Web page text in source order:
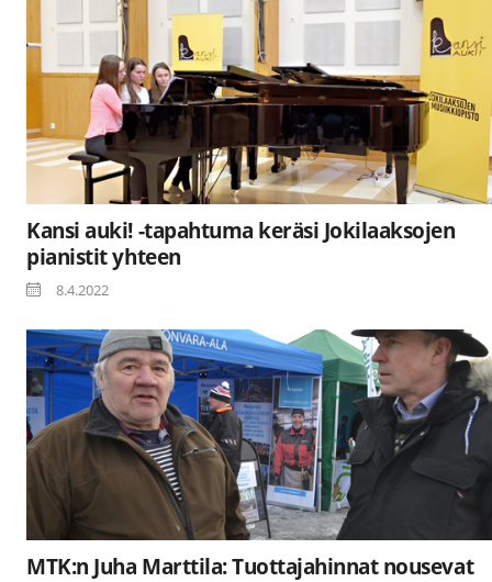
Kansi auki! -tapahtuma keräsi Jokilaaksojen
pianistit yhteen
8.4.2022
MTK:n Juha Marttila: Tuottajahinnat nousevat